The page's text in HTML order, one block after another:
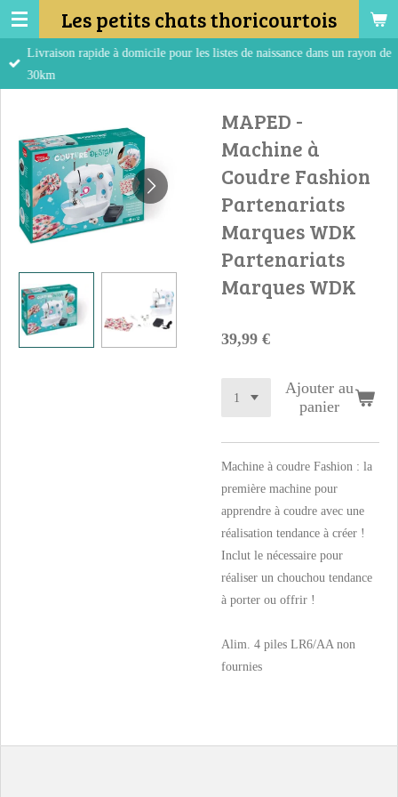
Passer
au
contenu
Les petits chats thoricourtois
Livraison rapide à domicile pour les listes de naissance dans un rayon de
30km
MAPED -
Machine à
Coudre Fashion
Partenariats
Marques WDK
Partenariats
Marques WDK
39,99 €
Ajouter au
panier
Machine à coudre Fashion : la
première machine pour
apprendre à coudre avec une
réalisation tendance à créer !
Inclut le nécessaire pour
réaliser un chouchou tendance
à porter ou offrir !
Alim. 4 piles LR6/AA non
fournies